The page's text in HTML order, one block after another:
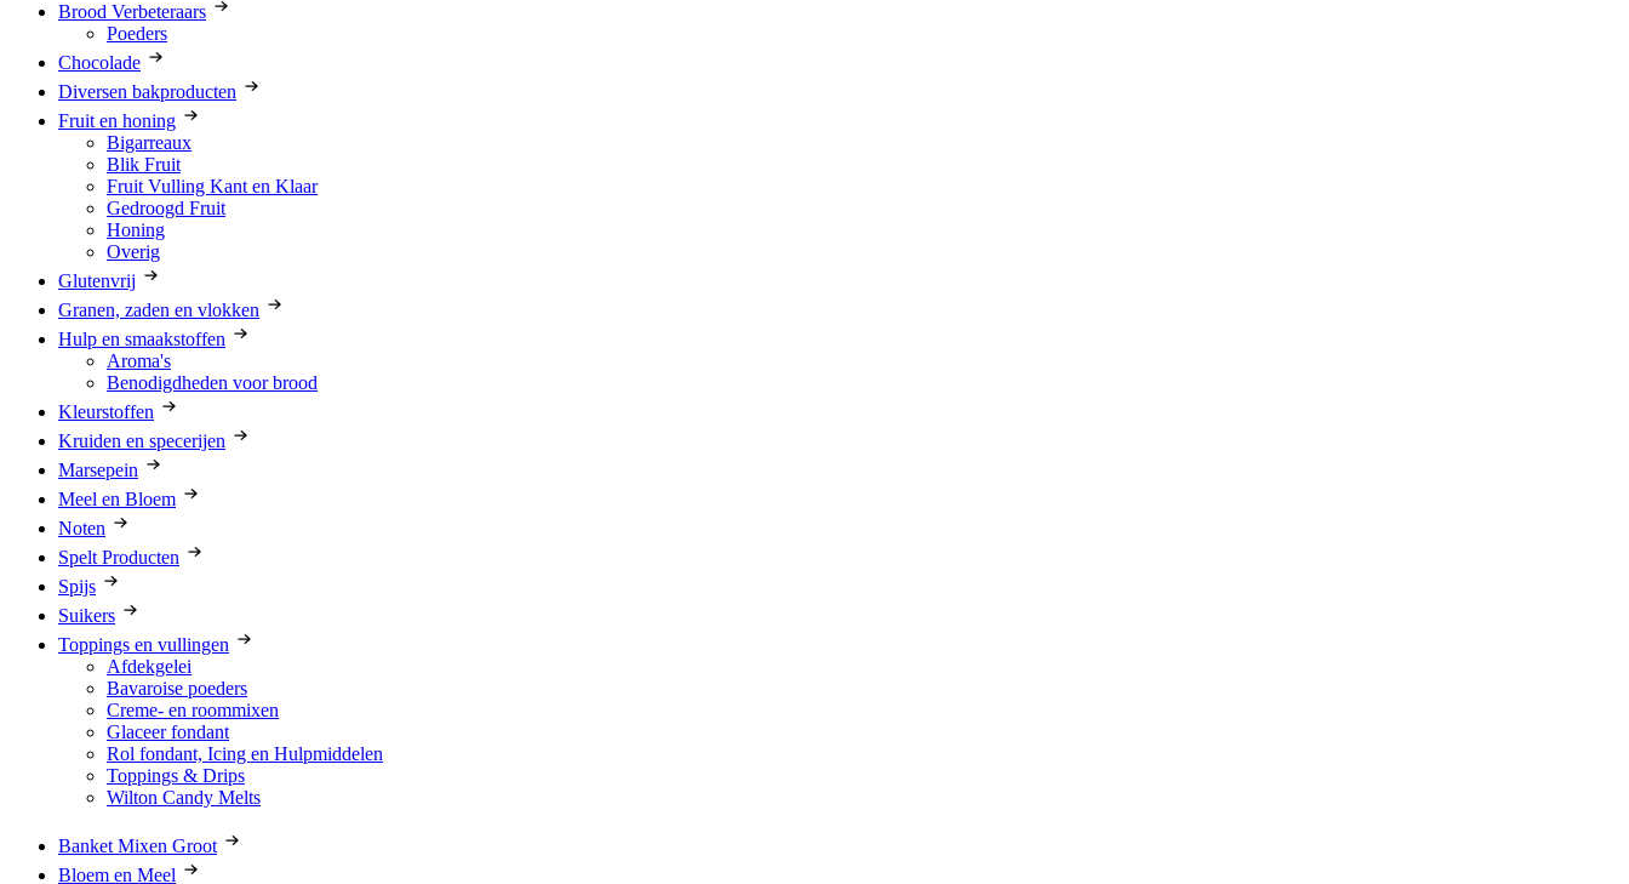
Brood Verbeteraars
Poeders
Chocolade
Diversen bakproducten
Fruit en honing
Bigarreaux
Blik Fruit
Fruit Vulling Kant en Klaar
Gedroogd Fruit
Honing
Overig
Glutenvrij
Granen, zaden en vlokken
Hulp en smaakstoffen
Aroma's
Benodigdheden voor brood
Kleurstoffen
Kruiden en specerijen
Marsepein
Meel en Bloem
Noten
Spelt Producten
Spijs
Suikers
Toppings en vullingen
Afdekgelei
Bavaroise poeders
Creme- en roommixen
Glaceer fondant
Rol fondant, Icing en Hulpmiddelen
Toppings & Drips
Wilton Candy Melts
Banket Mixen Groot
Bloem en Meel